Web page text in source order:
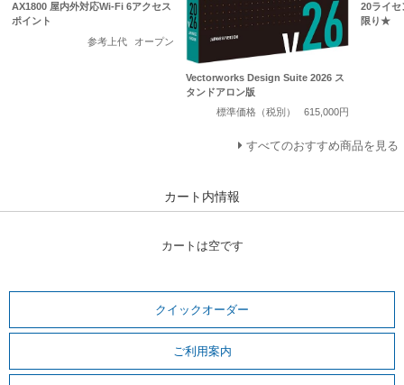
AX1800 屋内外対応Wi-Fi 6アクセス
ポイント
参考上代
オープン
Vectorworks Design Suite 2026 ス
タンドアロン版
標準価格（税別）
615,000円
20ライ
限り★
すべてのおすすめ商品を見る
カート内情報
カートは空です
クイックオーダー
ご利用案内